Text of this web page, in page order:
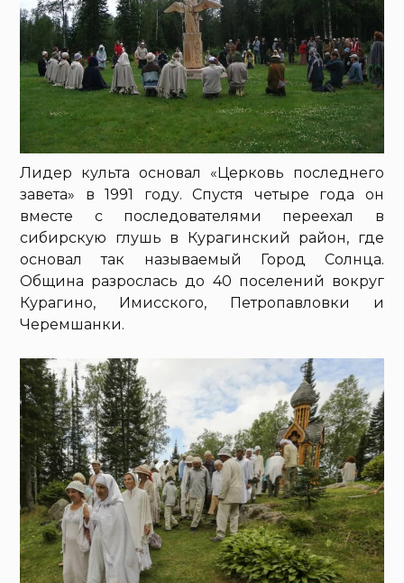
Лидер культа основал «Церковь последнего
завета» в 1991 году. Спустя четыре года он
вместе с последователями переехал в
сибирскую глушь в Курагинский район, где
основал так называемый Город Солнца.
Община разрослась до 40 поселений вокруг
Курагино, Имисского, Петропавловки и
Черемшанки.